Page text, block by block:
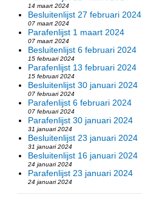
14 maart 2024
Besluitenlijst 27 februari 2024
07 maart 2024
Parafenlijst 1 maart 2024
07 maart 2024
Besluitenlijst 6 februari 2024
15 februari 2024
Parafenlijst 13 februari 2024
15 februari 2024
Besluitenlijst 30 januari 2024
07 februari 2024
Parafenlijst 6 februari 2024
07 februari 2024
Parafenlijst 30 januari 2024
31 januari 2024
Besluitenlijst 23 januari 2024
31 januari 2024
Besluitenlijst 16 januari 2024
24 januari 2024
Parafenlijst 23 januari 2024
24 januari 2024